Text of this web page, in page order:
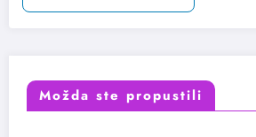
Možda ste propustili